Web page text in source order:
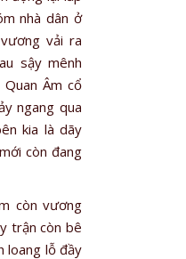
nhà dân ở
vải ra
sậy mênh
Âm cổ
ngang qua
kia là dãy
còn đang
còn vương
trận còn bê
loang lỗ đầy